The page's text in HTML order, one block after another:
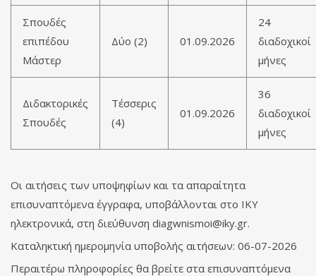
Σπουδές
επιπέδου
Μάστερ
Δύο (2) 01.09.2026
24
διαδοχικοί
μήνες
Διδακτορικές
Σπουδές
Τέσσερις
(4)
01.09.2026
36
διαδοχικοί
μήνες
Οι αιτήσεις των υποψηφίων και τα απαραίτητα
επισυναπτόμενα έγγραφα, υποβάλλονται στο ΙΚΥ
ηλεκτρονικά, στη διεύθυνση diagwnismoi@iky.gr.
Καταληκτική ημερομηνία υποβολής αιτήσεων: 06-07-2026
Περαιτέρω πληροφορίες θα βρείτε στα επισυναπτόμενα